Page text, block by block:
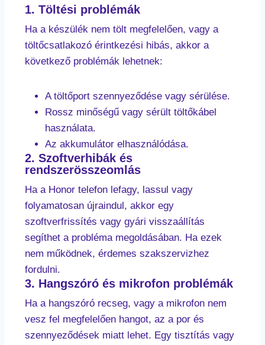
1. Töltési problémák
Ha a készülék nem tölt megfelelően, vagy a
töltőcsatlakozó érintkezési hibás, akkor a
következő problémák lehetnek:
A töltőport szennyeződése vagy sérülése.
Rossz minőségű vagy sérült töltőkábel
használata.
Az akkumulátor elhasználódása.
2. Szoftverhibák és
rendszerösszeomlás
Ha a Honor telefon lefagy, lassul vagy
folyamatosan újraindul, akkor egy
szoftverfrissítés vagy gyári visszaállítás
segíthet a probléma megoldásában. Ha ezek
nem működnek, érdemes szakszervizhez
fordulni.
3. Hangszóró és mikrofon problémák
Ha a hangszóró recseg, vagy a mikrofon nem
vesz fel megfelelően hangot, az a por és
szennyeződések miatt lehet. Egy tisztítás vagy